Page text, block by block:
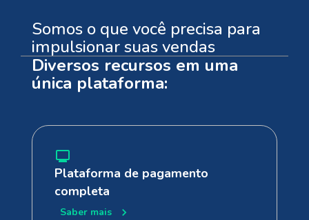
Somos o que você precisa para
impulsionar suas vendas
Diversos recursos em uma
única plataforma:
Plataforma de pagamento
completa
Saber mais